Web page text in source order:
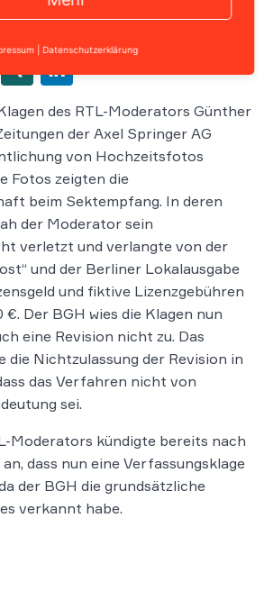
des RTL-Moderators Günther
der Axel Springer AG
von Hochzeitsfotos
Fotos zeigten die
beim Sektempfang. In deren
der Moderator sein
verletzt und verlangte von der
und der Berliner Lokalausgabe
und fiktive Lizenzgebühren
€. Der BGH wies die Klagen nun
eine Revision nicht zu. Das
die Nichtzulassung der Revision in
das Verfahren nicht von
sei.
Moderators kündigte bereits nach
dass nun eine Verfassungsklage
der BGH die grundsätzliche
verkannt habe.
Datenschutzerklärung